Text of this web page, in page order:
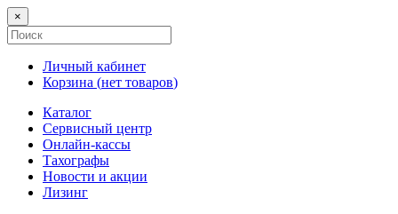
×
Личный кабинет
Корзина (нет товаров)
Каталог
Сервисный центр
Онлайн-кассы
Тахографы
Новости и акции
Лизинг